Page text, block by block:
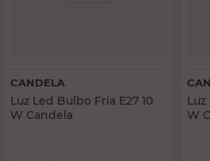
CANDELA
Luz Led Bulbo Fría E27 10
W Candela
Luz
W